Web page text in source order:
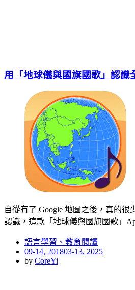
用「地球儀與國旗國歌」認識
自從有了 Google 地圖之後，真的
認識，這款「地球儀與國旗國歌」
語言學習、教育閱讀
Posted
on
09-14, 201803-13, 2025
by CoreYi